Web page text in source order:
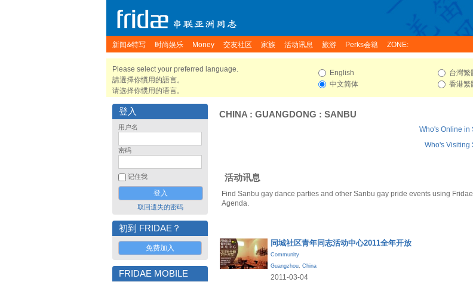
新闻&特写 时尚娱乐 Money 交友社区 家族 活动讯息 旅游 Perks会籍 ZONE:
Please select your preferred language.
請選擇你慣用的語言。
请选择你惯用的语言。
English
中文简体
台灣繁
香港繁
登入
用户名
密码
记住我
取回遗失的密码
初到 FRIDAE？
免费加入
FRIDAE MOBILE
CHINA : GUANGDONG : SANBU
Who's Online in
Who's Visiting
活动讯息
Find Sanbu gay dance parties and other Sanbu gay pride events using Fridae
Agenda.
同城社区青年同志活动中心2011全年开放
Community
Guangzhou, China
2011-03-04